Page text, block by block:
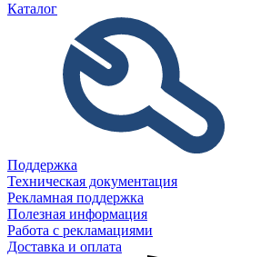
Каталог
Поддержка
Техническая документация
Рекламная поддержка
Полезная информация
Работа с рекламациями
Доставка и оплата